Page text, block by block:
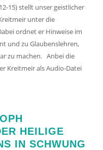
15) stellt unser geistlicher
unter die
ordnet er Hinweise im
und zu Glaubenslehren,
zu machen. Anbei die
Kreitmeir als Audio-Datei
HEILIGE
IN SCHWUNG